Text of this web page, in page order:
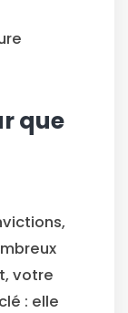
que
votre
: elle